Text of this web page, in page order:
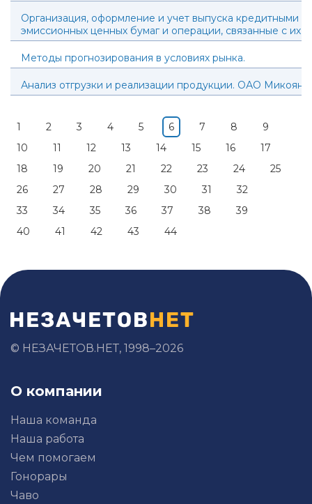
Организация, оформление и учет выпуска кредитными
эмиссионных ценных бумаг и операции, связанные с их
Методы прогнозирования в условиях рынка.
Анализ отгрузки и реализации продукции. ОАО Микоян
1 2 3 4 5 6 7 8
9
10
11 12 13 14 15 16
17
18
19 20 21 22 23 24
25
26
27 28 29 30 31
32
33
34 35 36 37 38
39
40
41 42 43 44
© НЕЗАЧЕТОВ.НЕТ, 1998–2026
О компании
Наша команда
Наша работа
Чем помогаем
Гонорары
Чаво